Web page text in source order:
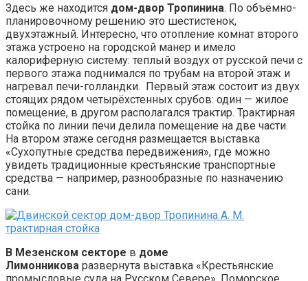
Здесь же находится дом-двор Тропинина. По объёмно-
планировочному решению это шестистенок,
двухэтажный. Интересно, что отопление комнат второго
этажа устроено на городской манер и имело
калориферную систему: теплый воздух от русской печи с
первого этажа поднимался по трубам на второй этаж и
нагревал печи-голландки. Первый этаж состоит из двух
стоящих рядом четырёхстенных срубов: один — жилое
помещение, в другом располагался трактир. Трактирная
стойка по линии печи делила помещение на две части.
На втором этаже сегодня размещается выставка
«Сухопутные средства передвижения», где можно
увидеть традиционные крестьянские транспортные
средства — например, разнообразные по назначению
сани.
В Мезенском секторе в доме
Лимонникова развернута выставка «Крестьянские